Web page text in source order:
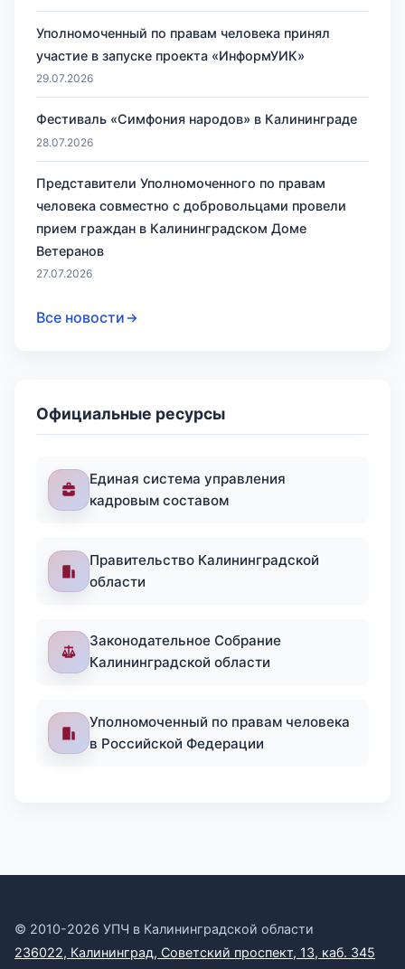
Уполномоченный по правам человека принял
участие в запуске проекта «ИнформУИК»
29.07.2026
Фестиваль «Симфония народов» в Калининграде
28.07.2026
Представители Уполномоченного по правам
человека совместно с добровольцами провели
прием граждан в Калининградском Доме
Ветеранов
27.07.2026
Все новости
Официальные ресурсы
Единая система управления
кадровым составом
Правительство Калининградской
области
Законодательное Собрание
Калининградской области
Уполномоченный по правам человека
в Российской Федерации
© 2010-2026 УПЧ в Калининградской области
236022, Калининград, Советский проспект, 13, каб. 345